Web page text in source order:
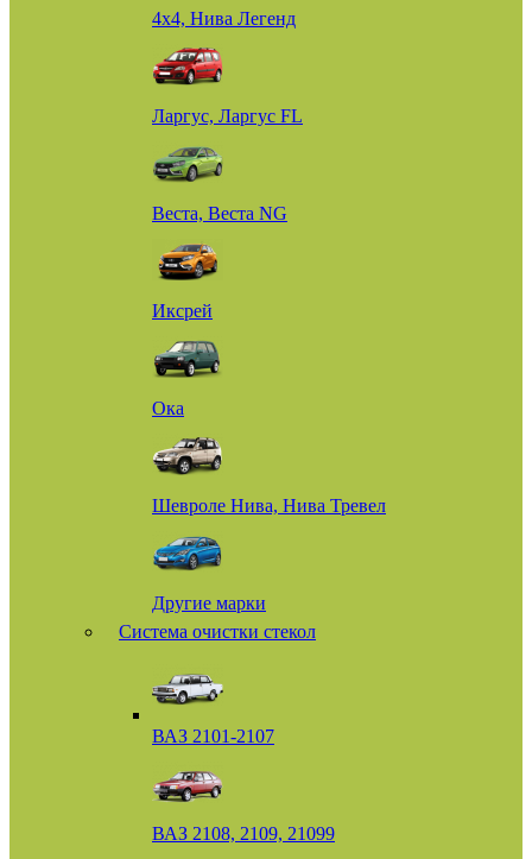
4х4, Нива Легенд
Ларгус, Ларгус FL
Веста, Веста NG
Иксрей
Ока
Шевроле Нива, Нива Тревел
Другие марки
Система очистки стекол
ВАЗ 2101-2107
ВАЗ 2108, 2109, 21099